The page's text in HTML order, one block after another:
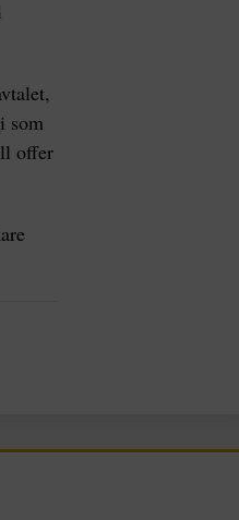
som
offer